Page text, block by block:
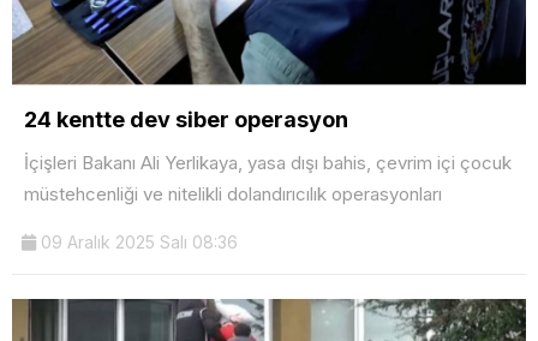
24 kentte dev siber operasyon
İçişleri Bakanı Ali Yerlikaya, yasa dışı bahis, çevrim içi çocuk
müstehcenliği ve nitelikli dolandırıcılık operasyonları
09 Aralık 2025 Salı 08:36